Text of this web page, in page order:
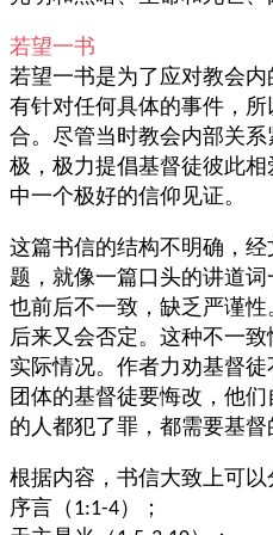
若望一书
若望一书是为了应对教会
有针对任何具体的事件，
合。尽管当时教会内部关
极，极力提倡基督徒彼此
中一个极好的信仰见证。
这篇书信的结构不明确，
题，就像一篇口头的讲道
也前后不一致，缺乏严谨性
后来又会否定。这种不一
实际情况。作者力劝基督
团体的基督徒要悔改，他
的人都犯了罪，都需要基督
根据内容，书信大致上可以
序言（ 1:1-4）；